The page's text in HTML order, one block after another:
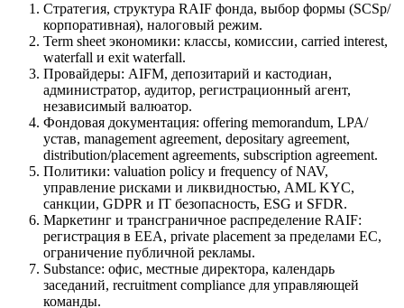
Стратегия, структура RAIF фонда, выбор формы (SCSp/
корпоративная), налоговый режим.
Term sheet экономики: классы, комиссии, carried interest,
waterfall и exit waterfall.
Провайдеры: AIFM, депозитарий и кастодиан,
администратор, аудитор, регистрационный агент,
независимый валюатор.
Фондовая документация: offering memorandum, LPA/
устав, management agreement, depositary agreement,
distribution/placement agreements, subscription agreement.
Политики: valuation policy и frequency of NAV,
управление рисками и ликвидностью, AML KYC,
санкции, GDPR и IT безопасность, ESG и SFDR.
Маркетинг и трансграничное распределение RAIF:
регистрация в EEA, private placement за пределами ЕС,
ограничение публичной рекламы.
Substance: офис, местные директора, календарь
заседаний, recruitment compliance для управляющей
команды.